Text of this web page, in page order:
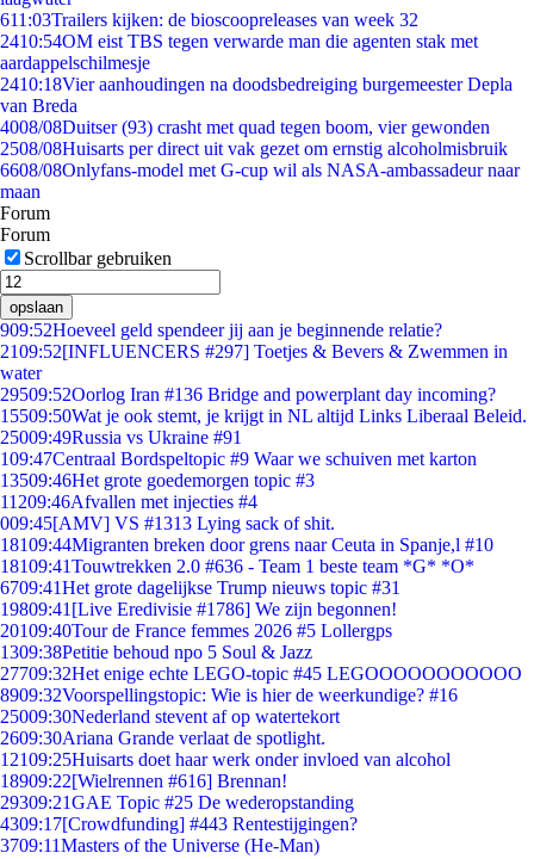
611:03Trailers kijken: de bioscoopreleases van week 32
2410:54OM eist TBS tegen verwarde man die agenten stak met
aardappelschilmesje
2410:18Vier aanhoudingen na doodsbedreiging burgemeester Depla
van Breda
4008/08Duitser (93) crasht met quad tegen boom, vier gewonden
2508/08Huisarts per direct uit vak gezet om ernstig alcoholmisbruik
6608/08Onlyfans-model met G-cup wil als NASA-ambassadeur naar
maan
Forum
Forum
Scrollbar gebruiken
opslaan
909:52Hoeveel geld spendeer jij aan je beginnende relatie?
2109:52[INFLUENCERS #297] Toetjes & Bevers & Zwemmen in
water
29509:52Oorlog Iran #136 Bridge and powerplant day incoming?
15509:50Wat je ook stemt, je krijgt in NL altijd Links Liberaal Beleid.
25009:49Russia vs Ukraine #91
109:47Centraal Bordspeltopic #9 Waar we schuiven met karton
13509:46Het grote goedemorgen topic #3
11209:46Afvallen met injecties #4
009:45[AMV] VS #1313 Lying sack of shit.
18109:44Migranten breken door grens naar Ceuta in Spanje,l #10
18109:41Touwtrekken 2.0 #636 - Team 1 beste team *G* *O*
6709:41Het grote dagelijkse Trump nieuws topic #31
19809:41 [Live Eredivisie #1786] We zijn begonnen!
20109:40Tour de France femmes 2026 #5 Lollergps
1309:38Petitie behoud npo 5 Soul & Jazz
27709:32Het enige echte LEGO-topic #45 LEGOOOOOOOOOOO
8909:32Voorspellingstopic: Wie is hier de weerkundige? #16
25009:30Nederland stevent af op watertekort
2609:30Ariana Grande verlaat de spotlight.
12109:25Huisarts doet haar werk onder invloed van alcohol
18909:22[Wielrennen #616] Brennan!
29309:21GAE Topic #25 De wederopstanding
4309:17[Crowdfunding] #443 Rentestijgingen?
3709:11Masters of the Universe (He-Man)